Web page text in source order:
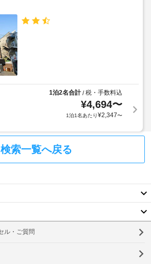
1泊2名合計/税・手数料込
¥4,694〜
1泊1名あたり¥2,347〜
検索一覧へ戻る